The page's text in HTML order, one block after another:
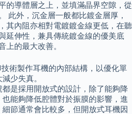
的導體層之上，並填滿晶界空隙，從
此外，沉金層一般都比鍍金層厚，
其內阻亦相對電鍍鍍金線更低，在聽
延伸性，兼具傳統鍍金線的優美底
上的最大改善。
術製作耳機的內部結構，以優化單
少失真。
是採用開放式的設計，除了能夠降
能夠降低腔體對於振膜的影響，進
節通常會比較多，但開放式耳機因